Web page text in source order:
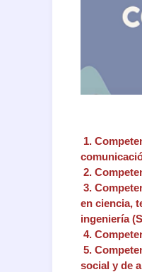
1.
2.
3.
en ciencia,
ingeniería
4.
5.
social y de